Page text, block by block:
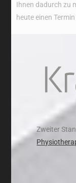
Ihnen dadurch zu
heute einen
Zweiter